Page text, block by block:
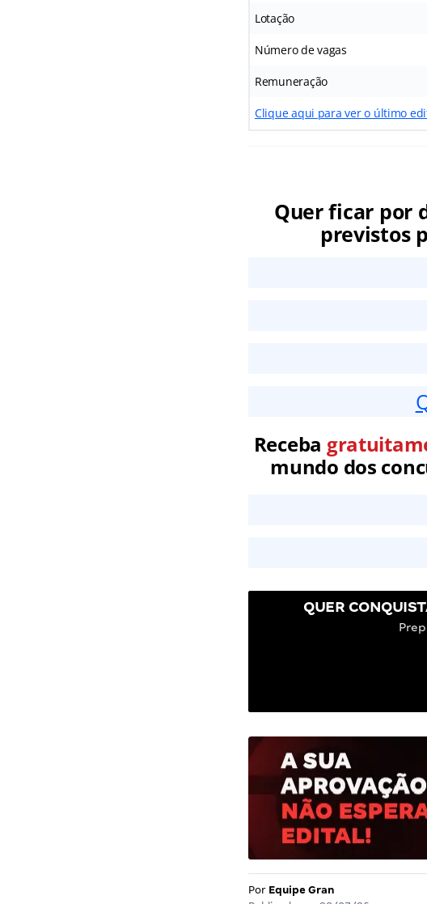
Lotação
Número de vagas
Remuneração
Clique aqui para ver o último
Quer ficar por
previstos
Receba
mundo dos
QUER
Por Equipe Gran